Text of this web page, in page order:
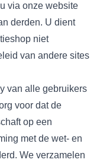
via onze website
derden. U dient
niet
van andere sites
van alle gebruikers
voor dat de
op een
met de wet- en
We verzamelen